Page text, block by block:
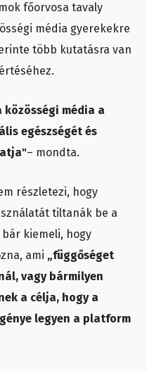
főorvosa tavaly
média gyerekekre
több kutatásra van
közösségi média a
egészségét és
– mondta.
részletezi, hogy
tiltanák be a
kiemeli, hogy
ami „függőséget
vagy bármilyen
a célja, hogy a
legyen a platform